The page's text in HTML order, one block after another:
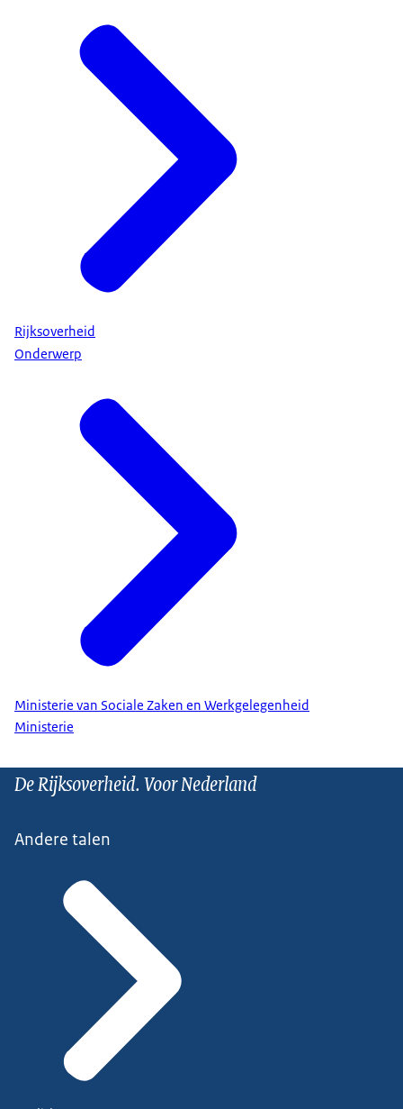
Rijksoverheid
Onderwerp
Ministerie van Sociale Zaken en Werkgelegenheid
Ministerie
De Rijksoverheid. Voor Nederland
Andere talen